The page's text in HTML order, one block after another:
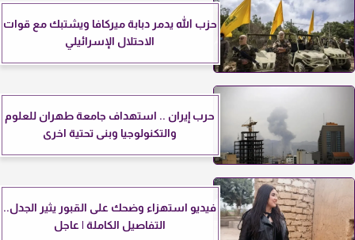
حزب الله يدمر دبابة ميركافا ويشتبك مع قوات
الاحتلال الإسرائيلي
حرب إيران .. استهداف جامعة طهران للعلوم
والتكنولوجيا وبنى تحتية اخرى
فيديو استهزاء وضحك على القبور يثير الجدل..
التفاصيل الكاملة | عاجل